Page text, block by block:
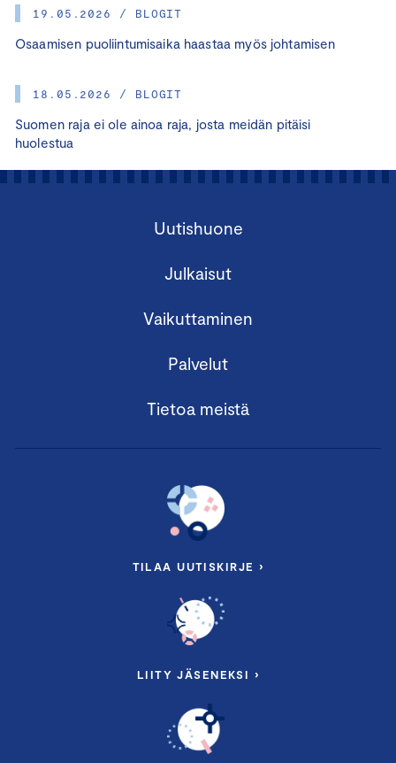
19.05.2026 / BLOGIT
Osaamisen puoliintumisaika haastaa myös johtamisen
18.05.2026 / BLOGIT
Suomen raja ei ole ainoa raja, josta meidän pitäisi
huolestua
Uutishuone
Julkaisut
Vaikuttaminen
Palvelut
Tietoa meistä
TILAA UUTISKIRJE ›
LIITY JÄSENEKSI ›